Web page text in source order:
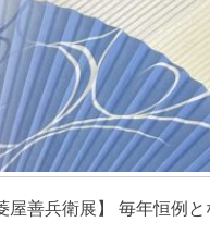
屋善兵衛展】 毎年恒例